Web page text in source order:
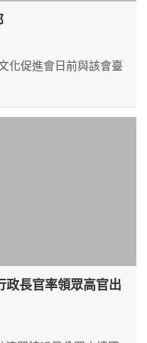
化促進會日前與該會臺
政長官率領眾高官出